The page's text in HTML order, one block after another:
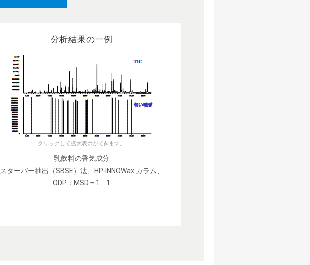
分析結果の一例
クリックして拡大表示ができます。
乳飲料の香気成分
スターバー抽出（SBSE）法、HP-INNOWax カラム、
ODP：MSD＝1：1